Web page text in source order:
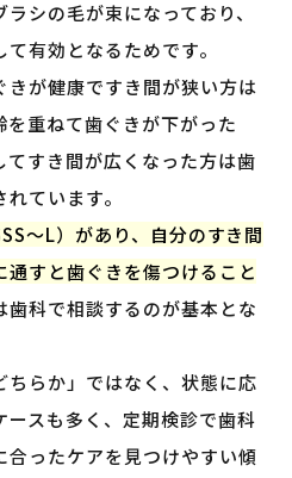
シの毛が束になっており、
有効となるためです。
きが健康ですき間が狭い方は
を重ねて歯ぐきが下がった
てすき間が広くなった方は歯
ています。
〜L）があり、自分のすき間
すと歯ぐきを傷つけること
歯科で相談するのが基本とな
ちらか」ではなく、状態に応
ースも多く、定期検診で歯科
合ったケアを見つけやすい傾